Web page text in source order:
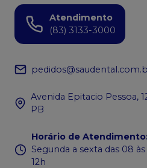
Atendimento
(83) 3133-3000
Avenida Epitacio Pessoa,
PB
Horário de Atendimento
Segunda a sexta das 08
12h